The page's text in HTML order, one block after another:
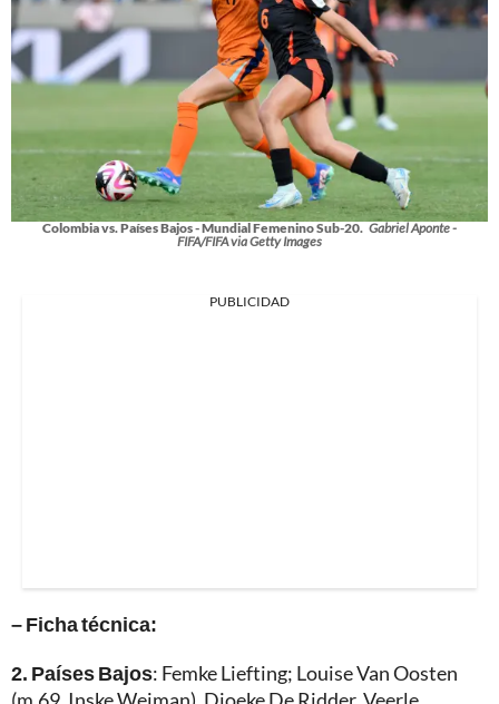
Colombia vs. Países Bajos - Mundial Femenino Sub-20. Gabriel Aponte -
FIFA/FIFA via Getty Images
PUBLICIDAD
– Ficha técnica:
2. Países Bajos: Femke Liefting; Louise Van Oosten